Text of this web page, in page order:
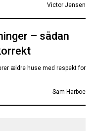
Victor Jensen
– sådan
ældre huse med respekt for
Sam Harboe